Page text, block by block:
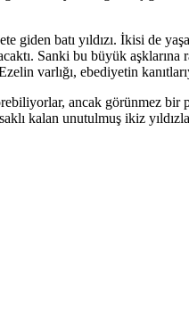
giden batı yıldızı. İkisi de
Sanki bu büyük
ebediyetin
ancak görünmez bir
kalan unutulmuş ikiz